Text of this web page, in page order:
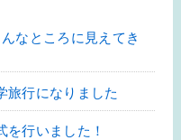
なところに見えてき
旅行になりました
を行いました！